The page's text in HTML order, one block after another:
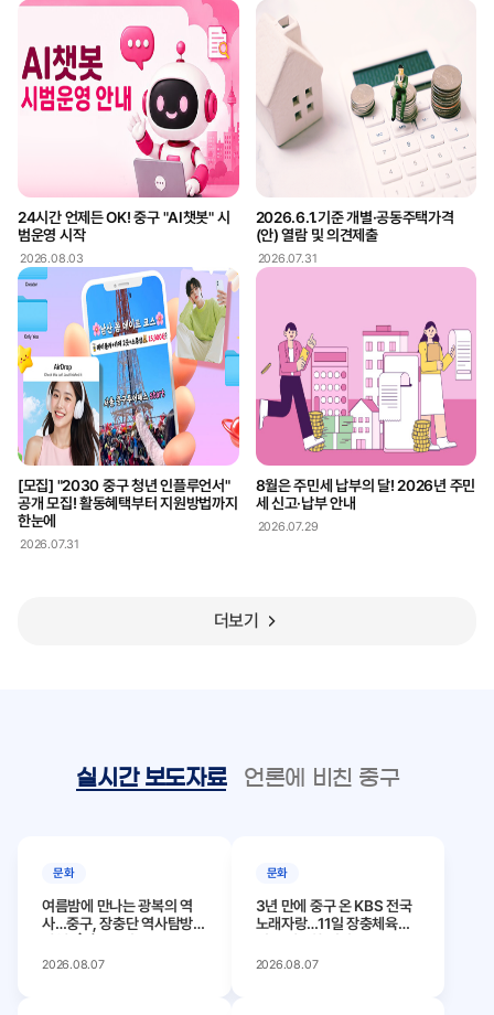
24시간 언제든 OK! 중구 "AI챗봇" 시
범운영 시작
2026.08.03
2026.6.1.기준 개별·공동주택가격
(안) 열람 및 의견제출
2026.07.31
[모집] "2030 중구 청년 인플루언서"
공개 모집! 활동혜택부터 지원방법까지
한눈에
2026.07.31
8월은 주민세 납부의 달! 2026년 주민
세 신고·납부 안내
2026.07.29
더보기
실시간 보도자료 언론에 비친 중구
문화
여름밤에 만나는 광복의 역
사…중구, 장충단 역사탐방
2026.08.07
문화
3년 만에 중구 온 KBS 전국
노래자랑…11일 장충체육관
2026.08.07